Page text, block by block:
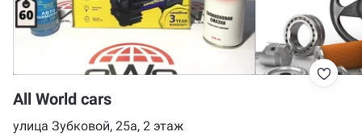
All World cars
улица Зубковой, 25а, 2 этаж